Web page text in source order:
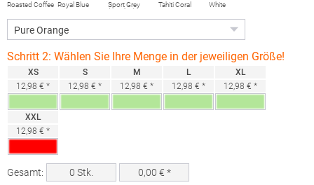
Roasted Coffee Royal Blue
Sport Grey
(Heather)
Tahiti Coral White
Schritt 2: Wählen Sie Ihre Menge in der jeweiligen Größe!
XS
12,98 € *
S
12,98 € *
M
12,98 € *
L
12,98 € *
XL
12,98 € *
XXL
12,98 € *
Gesamt: 0 Stk. 0,00 € *